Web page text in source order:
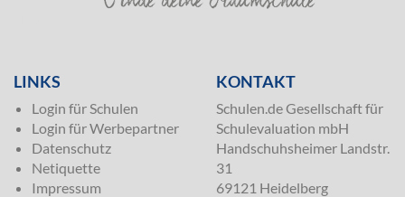
LINKS
Login für Schulen
Login für Werbepartner
Datenschutz
Netiquette
Impressum
KONTAKT
Schulen.de Gesellschaft für
Schulevaluation mbH
Handschuhsheimer Landstr.
31
69121 Heidelberg